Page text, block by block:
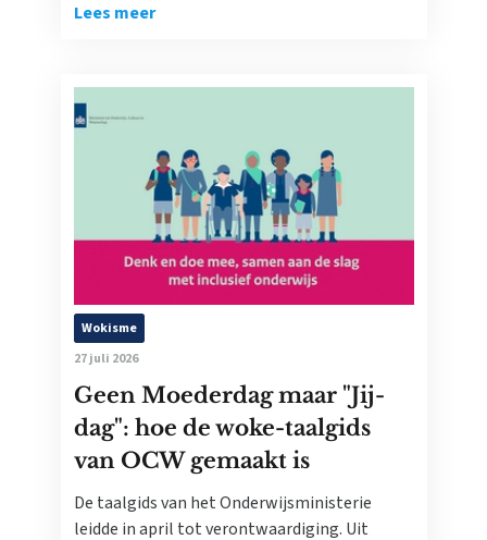
Lees meer
Wokisme
27 juli 2026
Geen Moederdag maar "Jij-
dag": hoe de woke-taalgids
van OCW gemaakt is
De taalgids van het Onderwijsministerie
leidde in april tot verontwaardiging. Uit